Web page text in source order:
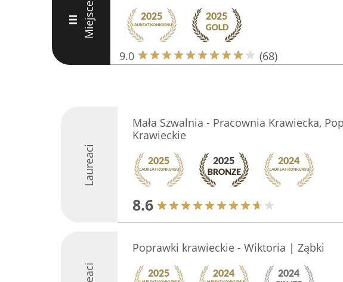
III Miejsce
9.0 (68)
Laureaci
Mała Szwalnia - Pracownia Krawiecka,
Krawieckie
8.6
Poprawki krawieckie - Wiktoria | Ząbki